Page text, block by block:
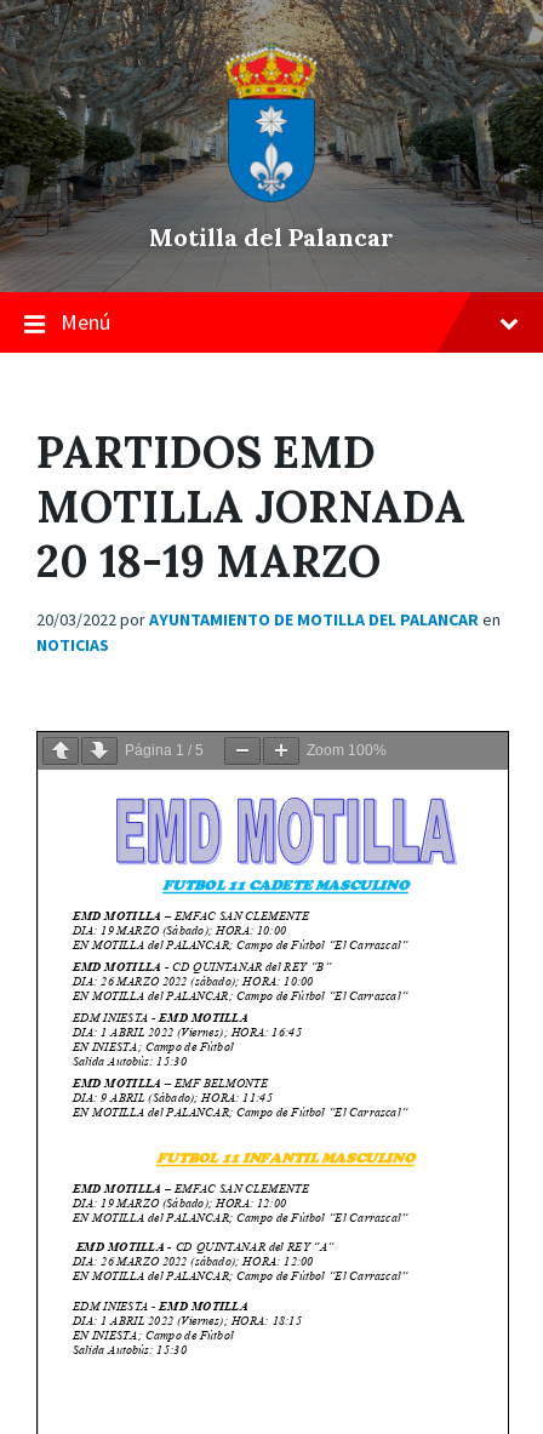
Skip
to
content
Saltar
a
la
navegación
principal
Saltar
a
pie
de
página
Motilla del Palancar
Menú
PARTIDOS EMD
MOTILLA JORNADA
20 18-19 MARZO
20/03/2022porAYUNTAMIENTO DE MOTILLA DEL PALANCARen
NOTICIAS
Página 1 / 5 Zoom 100%